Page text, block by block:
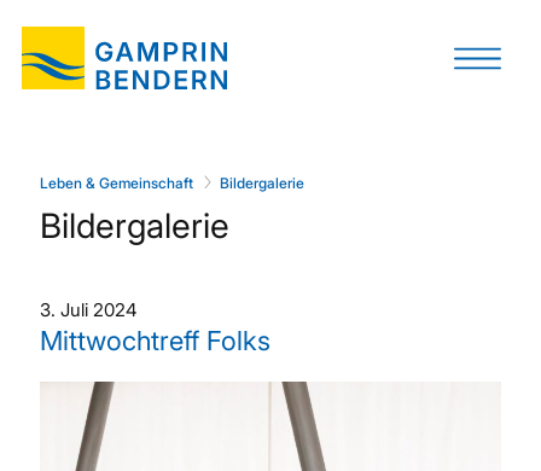
Leben & Gemeinschaft Bildergalerie
Bildergalerie
3. Juli 2024
Mittwochtreff Folks